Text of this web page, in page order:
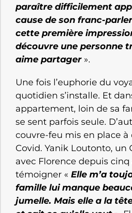
paraître difficilement
cause de son franc-
cette première
découvre une personne
aime partager».
Une fois l’euphorie du
quotidien s’installe. Et
appartement, loin de sa
se sent parfois seule.
couvre-feu mis en place à
Covid. Yanik Loutonto, un
avec Florence depuis
témoigner « Elle m’a
famille lui manque
jumelle. Mais elle a la